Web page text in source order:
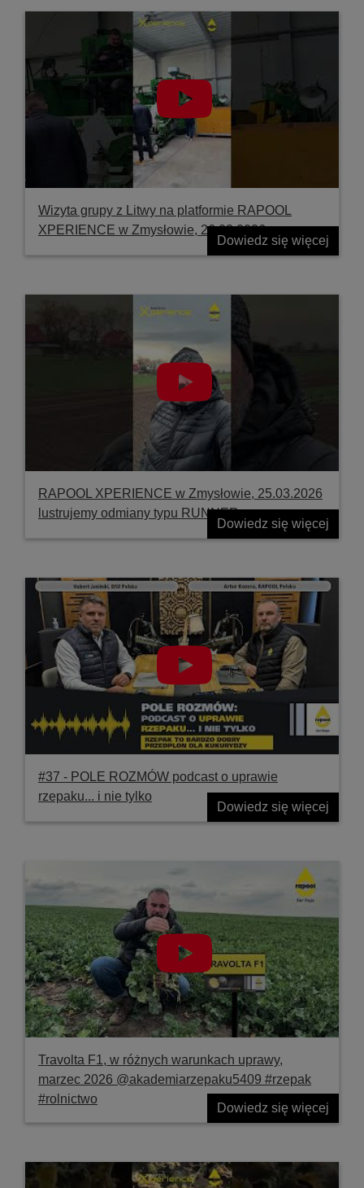
Wizyta grupy z Litwy na platformie RAPOOL
XPERIENCE w Zmysłowie, 26.03.2026
Dowiedz się więcej
RAPOOL XPERIENCE w Zmysłowie, 25.03.2026
lustrujemy odmiany typu RUNNER
Dowiedz się więcej
#37 ‐ POLE ROZMÓW podcast o uprawie
rzepaku... i nie tylko
Dowiedz się więcej
Travolta F1, w różnych warunkach uprawy,
marzec 2026 @akademiarzepaku5409 #rzepak
#rolnictwo
Dowiedz się więcej